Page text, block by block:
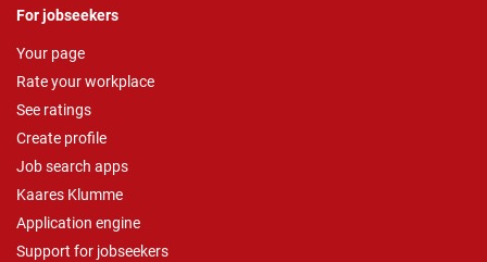
For jobseekers
Your page
Rate your workplace
See ratings
Create profile
Job search apps
Kaares Klumme
Application engine
Support for jobseekers